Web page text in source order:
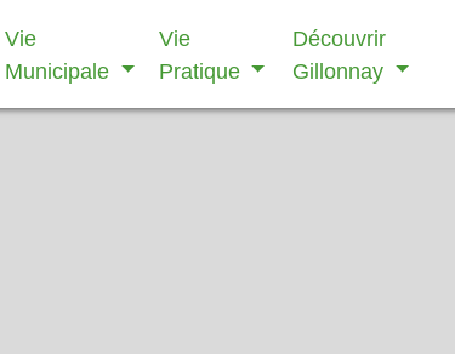
Vie
Municipale
Vie
Pratique
Découvrir
Gillonnay